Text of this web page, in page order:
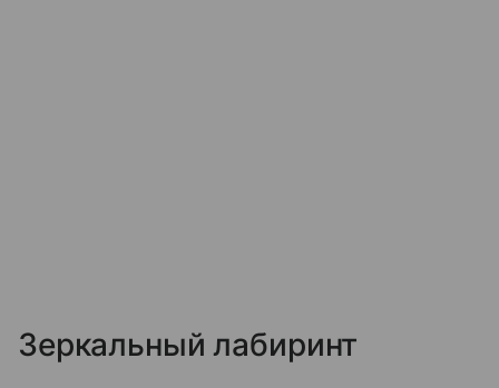
Зеркальный лабиринт